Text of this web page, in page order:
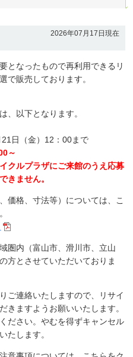
セス
の周辺映像
集
2026年07月17日現在
となったもので再利用できるリ
で販売しております。
、以下となります。
日（金）12：00まで
～
クルプラザにご来館のうえ応募
きません。
格、寸法等）については、こ
内（富山市、滑川市、立山
方とさせていただいておりま
連絡いたしますので、リサイ
きますようお願いいたします。
さい。やむを得ずキャンセル
たします。